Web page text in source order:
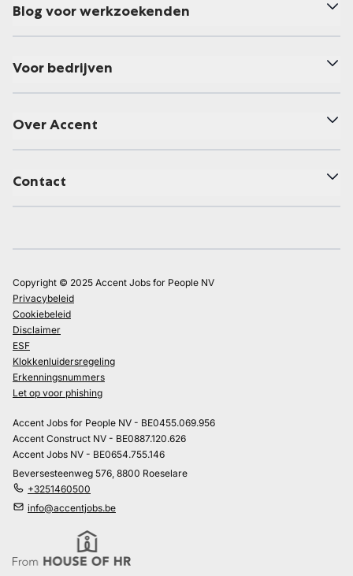
Blog voor werkzoekenden
Voor bedrijven
Over Accent
Contact
Copyright © 2025 Accent Jobs for People NV
Privacybeleid
Cookiebeleid
Disclaimer
ESF
Klokkenluidersregeling
Erkenningsnummers
Let op voor phishing
Accent Jobs for People NV - BE0455.069.956
Accent Construct NV - BE0887.120.626
Accent Jobs NV - BE0654.755.146
Beversesteenweg 576, 8800 Roeselare
+3251460500
info@accentjobs.be